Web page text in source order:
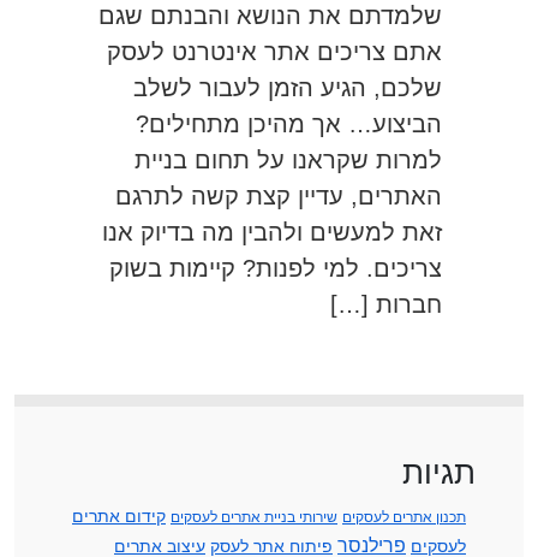
שלמדתם את הנושא והבנתם שגם
אתם צריכים אתר אינטרנט לעסק
שלכם, הגיע הזמן לעבור לשלב
הביצוע… אך מהיכן מתחילים?
למרות שקראנו על תחום בניית
האתרים, עדיין קצת קשה לתרגם
זאת למעשים ולהבין מה בדיוק אנו
צריכים. למי לפנות? קיימות בשוק
חברות […]
תגיות
תכנון אתרים לעסקים שירותי בניית אתרים לעסקים קידום אתרים
לעסקים פרילנסר פיתוח אתר לעסק עיצוב אתרים